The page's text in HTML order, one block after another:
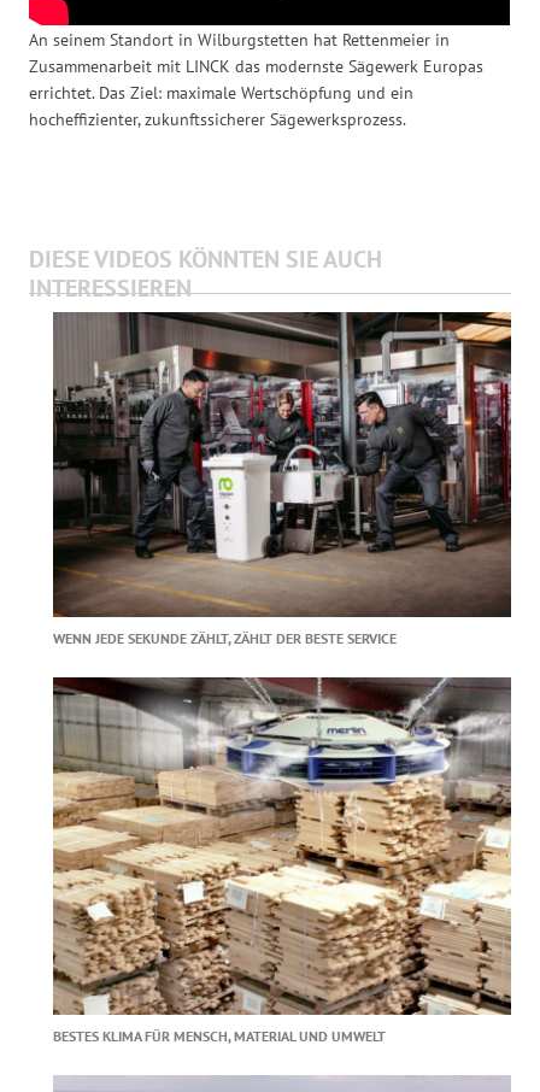
An seinem Standort in Wilburgstetten hat Rettenmeier in
Zusammenarbeit mit LINCK das modernste Sägewerk Europas
errichtet. Das Ziel: maximale Wertschöpfung und ein
hocheffizienter, zukunftssicherer Sägewerksprozess.
DIESE VIDEOS KÖNNTEN SIE AUCH
INTERESSIEREN
WENN JEDE SEKUNDE ZÄHLT, ZÄHLT DER BESTE SERVICE
BESTES KLIMA FÜR MENSCH, MATERIAL UND UMWELT